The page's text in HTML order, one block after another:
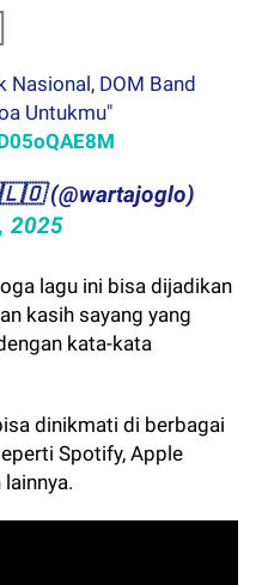
Nasional, DOM Band
Untukmu"
2025
lagu ini bisa dijadikan
kasih sayang yang
kata-kata
dinikmati di berbagai
Spotify, Apple
lainnya.